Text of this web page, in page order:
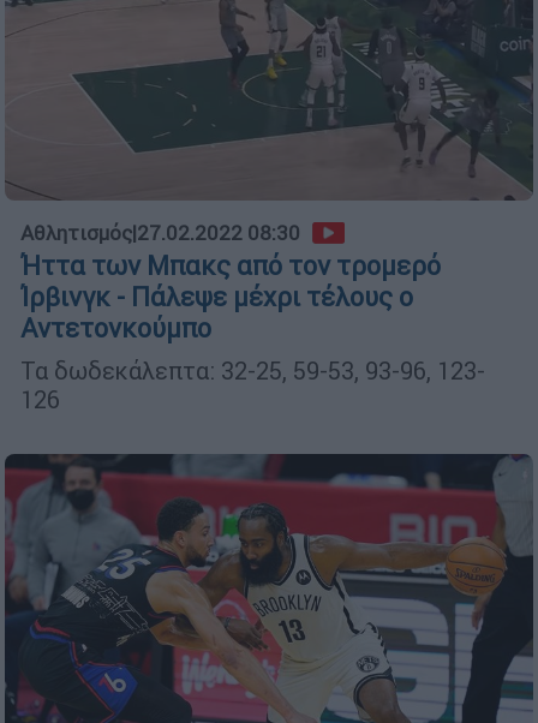
Αθλητισμός|27.02.2022 08:30
Ήττα των Μπακς από τον τρομερό
Ίρβινγκ - Πάλεψε μέχρι τέλους ο
Αντετονκούμπο
Τα δωδεκάλεπτα: 32-25, 59-53, 93-96, 123-
126